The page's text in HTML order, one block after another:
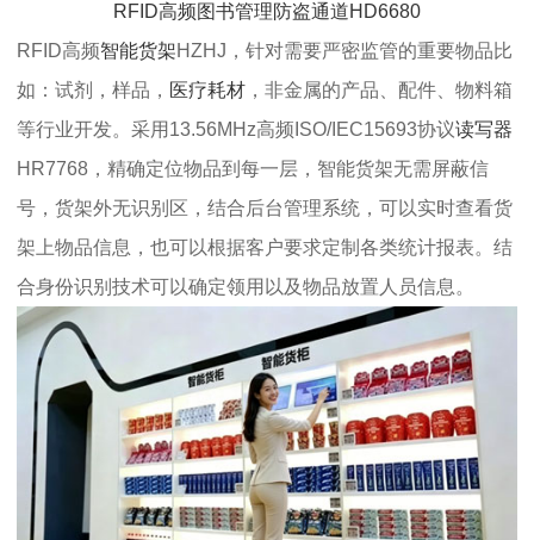
RFID高频图书管理防盗通道HD6680
RFID高频智能货架HZHJ，针对需要严密监管的重要物品比
如：试剂，样品， 医疗耗材 ，非金属的产品、配件、物料箱
等行业开发。采用13.56MHz高频ISO/IEC15693协议读写器
HR7768，精确定位物品到每一层，智能货架无需屏蔽信
号，货架外无识别区，结合后台管理系统，可以实时查看货
架上物品信息，也可以根据客户要求定制各类统计报表。结
合身份识别技术可以确定领用以及物品放置人员信息。